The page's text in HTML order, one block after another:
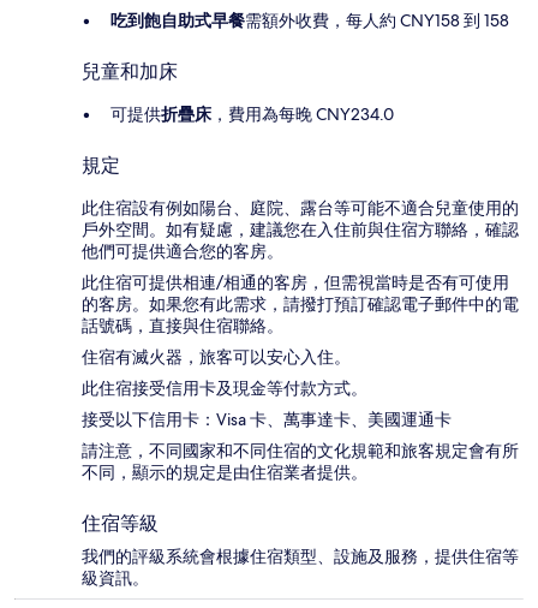
吃到飽自助式早餐需額外收費，每人約 CNY158 到 158
兒童和加床
可提供折疊床 ，費用為每晚 CNY234.0
規定
此住宿設有例如陽台、庭院、露台等可能不適合兒童使用的
戶外空間。如有疑慮，建議您在入住前與住宿方聯絡，確認
他們可提供適合您的客房。
此住宿可提供相連/相通的客房，但需視當時是否有可使用
的客房。如果您有此需求，請撥打預訂確認電子郵件中的電
話號碼，直接與住宿聯絡。
住宿有滅火器，旅客可以安心入住。
此住宿接受信用卡及現金等付款方式。
接受以下信用卡：Visa 卡、萬事達卡、美國運通卡
請注意，不同國家和不同住宿的文化規範和旅客規定會有所
不同，顯示的規定是由住宿業者提供。
住宿等級
我們的評級系統會根據住宿類型、設施及服務，提供住宿等
級資訊。